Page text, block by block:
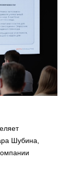
Шубина,